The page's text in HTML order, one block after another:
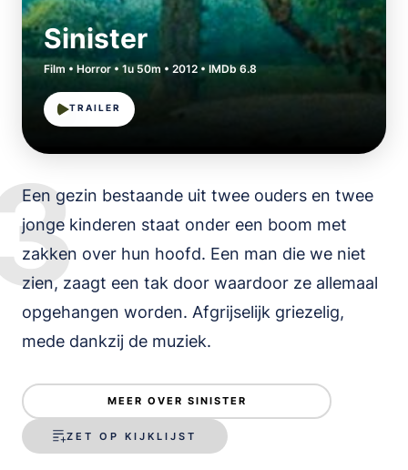
Sinister
Film • Horror • 1u 50m • 2012 • IMDb 6.8
TRAILER
Een gezin bestaande uit twee ouders en twee
jonge kinderen staat onder een boom met
zakken over hun hoofd. Een man die we niet
zien, zaagt een tak door waardoor ze allemaal
opgehangen worden. Afgrijselijk griezelig,
mede dankzij de muziek.
MEER OVER SINISTER
ZET OP KIJKLIJST